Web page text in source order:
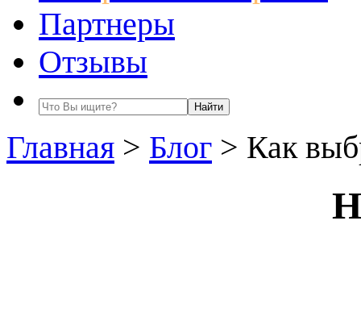
Партнеры
Отзывы
Главная > Блог > Как